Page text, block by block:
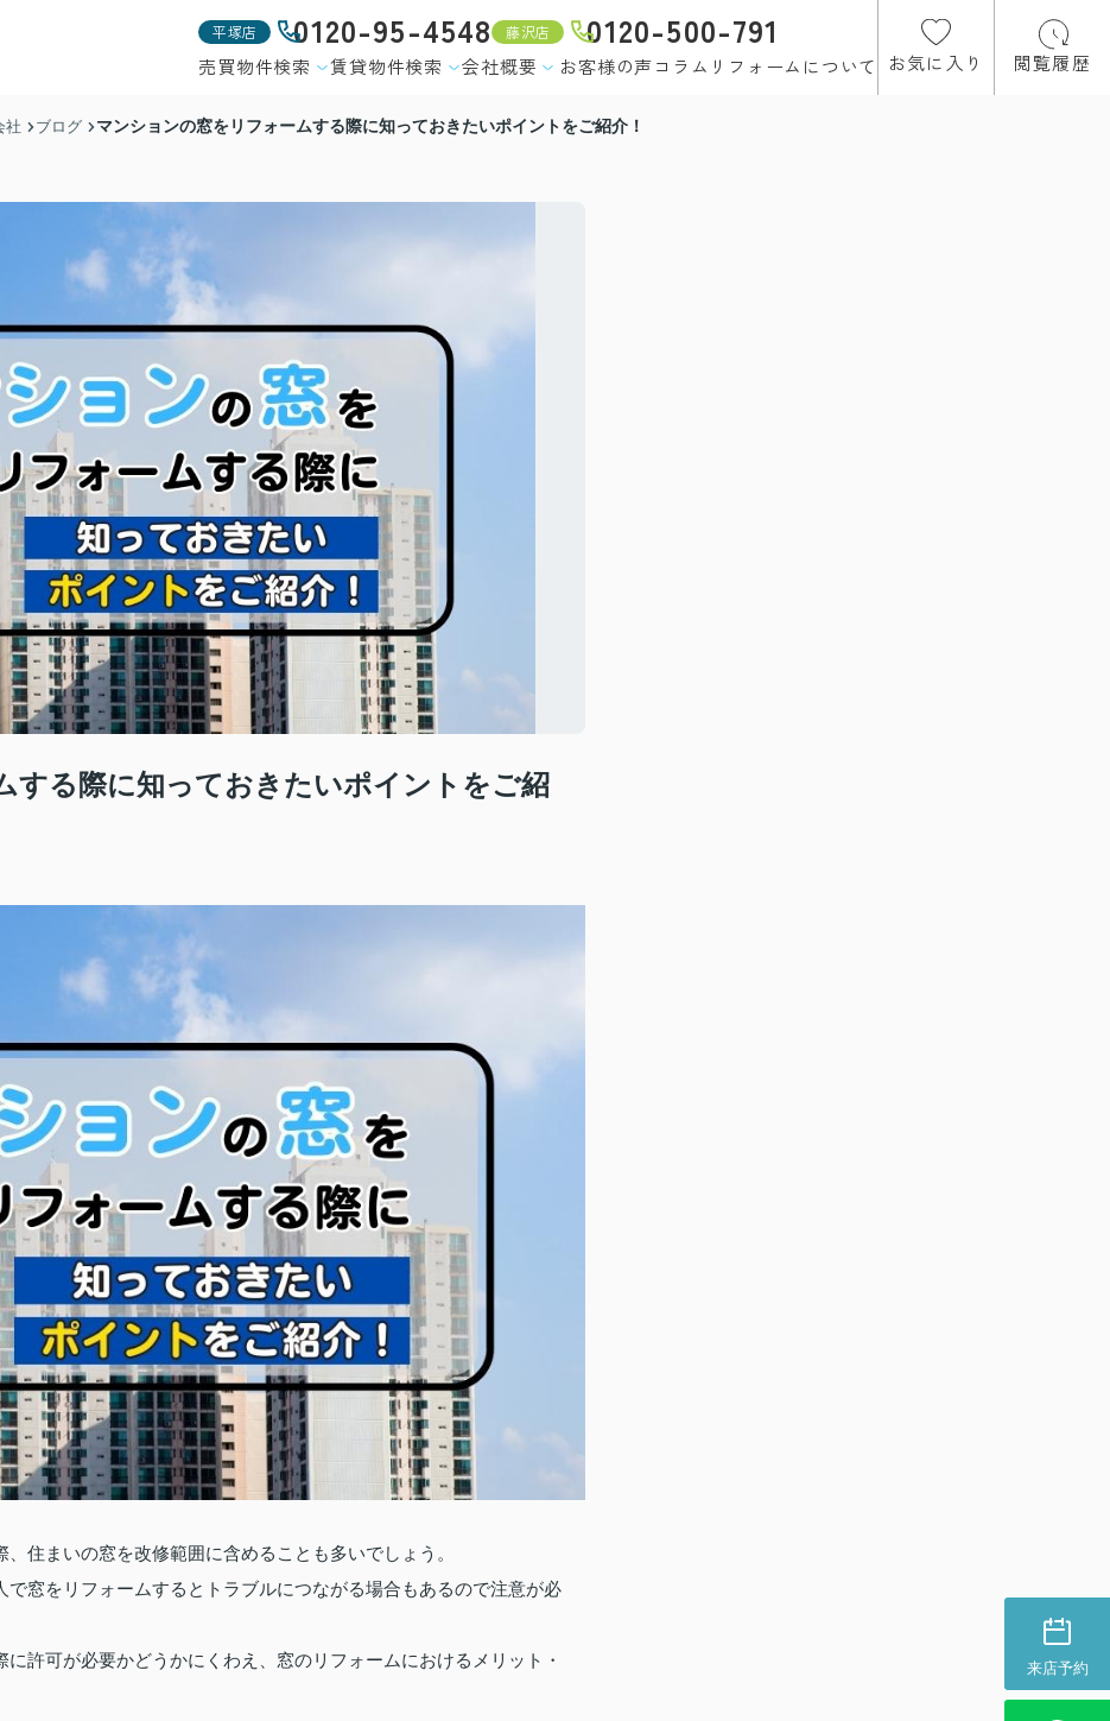
平塚店 0120-95-4548 藤沢店 0120-500-791
売買物件検索 賃貸物件検索 会社概要 お客様の声コラム リフォームについて お気に入り 閲覧履歴
来店予約
社 ブログ マンションの窓をリフォームする際に知っておきたいポイントをご紹介！
する際に知っておきたいポイントをご紹
住まいの窓を改修範囲に含めることも多いでしょう。
で窓をリフォームするとトラブルにつながる場合もあるので注意が必
許可が必要かどうかにくわえ、窓のリフォームにおけるメリット・